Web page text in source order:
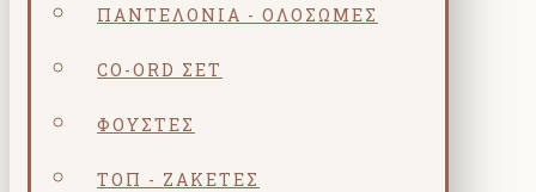
ΠΑΝΤΕΛΌΝΙΑ - ΟΛΌΣΩΜΕΣ
CO-ORD ΣΕΤ
ΦΟΎΣΤΕΣ
ΤΟΠ - ΖΑΚΈΤΕΣ